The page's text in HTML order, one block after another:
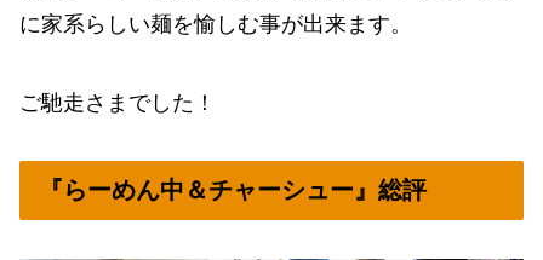
に家系らしい麺を愉しむ事が出来ます。
ご馳走さまでした！
『らーめん中＆チャーシュー』総評